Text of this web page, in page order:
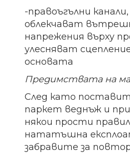
-правоъгълни
облекчават
напрежения върху
улесняват
основата
Предимствата на
След като
паркет веднъж и при
някои прости
нататъшна
забравите за